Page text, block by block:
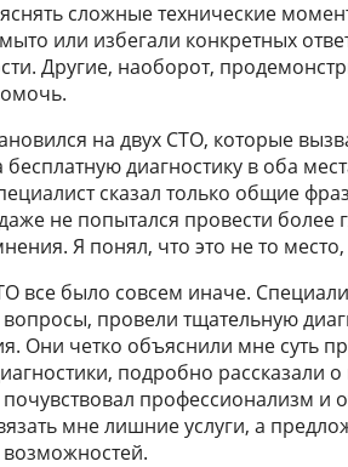
сложные технические
или избегали конкретных
Другие, наоборот,
на двух СТО, которые
бесплатную диагностику в оба
сказал только общие
не попытался провести более
Я понял, что это не то
все было совсем иначе.
провели тщательную
Они четко объяснили мне суть
подробно рассказали
профессионализм и
мне лишние услуги, а